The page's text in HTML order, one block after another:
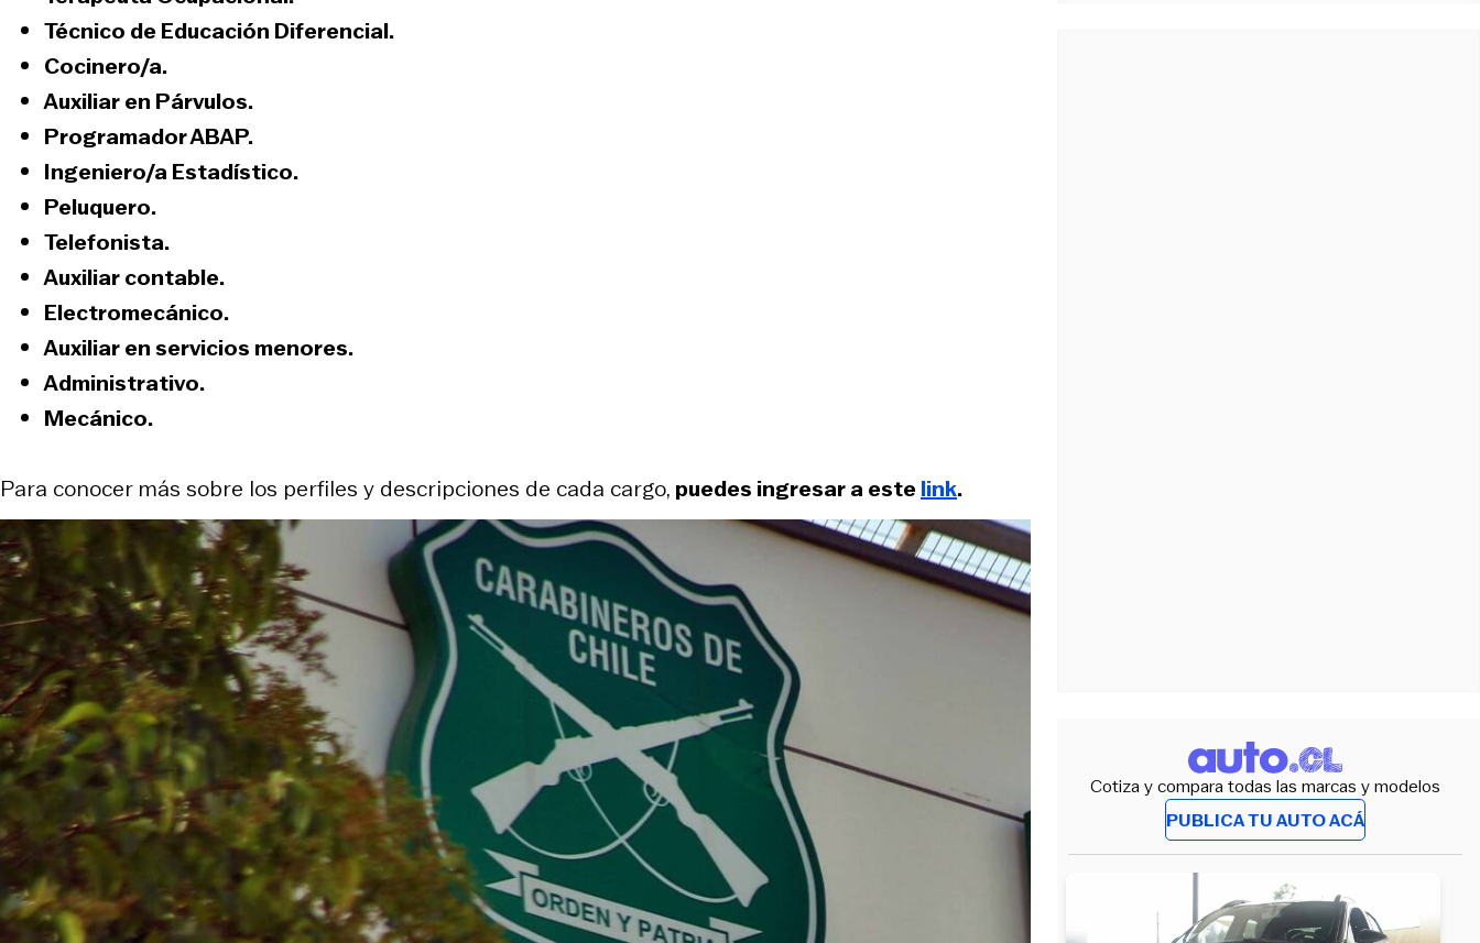
Técnico de Educación Diferencial.
Cocinero/a.
Auxiliar en Párvulos.
Programador ABAP.
Ingeniero/a Estadístico.
Peluquero.
Telefonista.
Auxiliar contable.
Electromecánico.
Auxiliar en servicios menores.
Administrativo.
Mecánico.
Para conocer más sobre los perfiles y descripciones de cada cargo, puedes ingresar a estelink.
Cotiza y compara todas las marcas y modelos
PUBLICA TU AUTO ACÁ